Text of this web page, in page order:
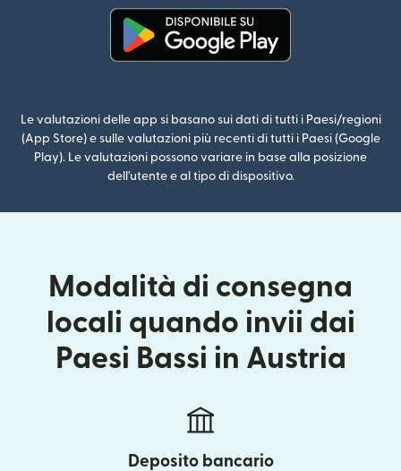
Le valutazioni delle app si basano sui dati di tutti i Paesi/regioni
(App Store) e sulle valutazioni più recenti di tutti i Paesi (Google
Play). Le valutazioni possono variare in base alla posizione
dell'utente e al tipo di dispositivo.
Modalità di consegna
locali quando invii dai
Paesi Bassi in Austria
Deposito bancario